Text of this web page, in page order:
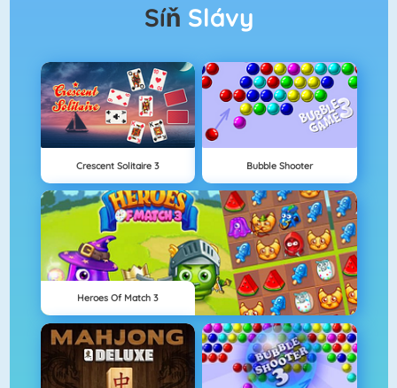
Síň Slávy
Crescent Solitaire 3 Bubble Shooter
Heroes Of Match 3